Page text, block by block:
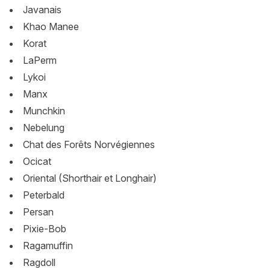
Javanais
Khao Manee
Korat
LaPerm
Lykoi
Manx
Munchkin
Nebelung
Chat des Forêts Norvégiennes
Ocicat
Oriental (Shorthair et Longhair)
Peterbald
Persan
Pixie-Bob
Ragamuffin
Ragdoll